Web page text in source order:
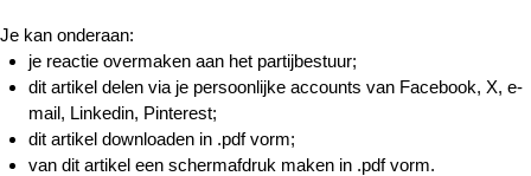
Je kan onderaan:
je reactie overmaken aan het partijbestuur;
dit artikel delen via je persoonlijke accounts van Facebook, X, e-
mail, Linkedin, Pinterest;
dit artikel downloaden in .pdf vorm;
van dit artikel een schermafdruk maken in .pdf vorm.